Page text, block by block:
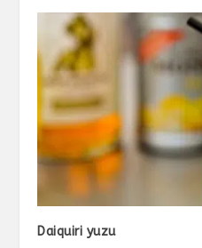
Daiquiri yuzu